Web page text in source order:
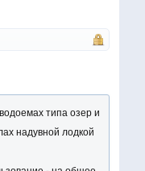
типа озер и
надувной лодкой